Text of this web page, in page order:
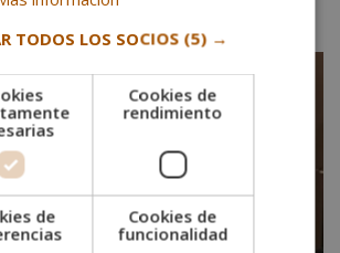
TODOS LOS SOCIOS (5) →
Cookies de
rendimiento
de
Cookies de
funcionalidad